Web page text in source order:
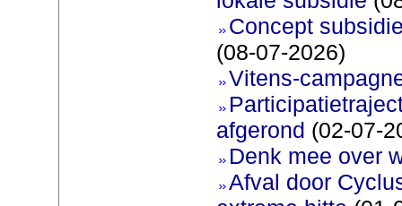
Concept
(08-07-2026)
Vitens-
afgerond (02-07-
Denk mee over
Afval door